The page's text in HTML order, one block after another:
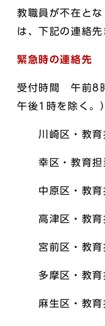
教職員が不在と
は、下記の連絡先
緊急時の連絡先
受付時間 午前8
午後1時を除く。
川崎区・教
幸区・教育
中原区・教
高津区・教
宮前区・教
多摩区・教
麻生区・教